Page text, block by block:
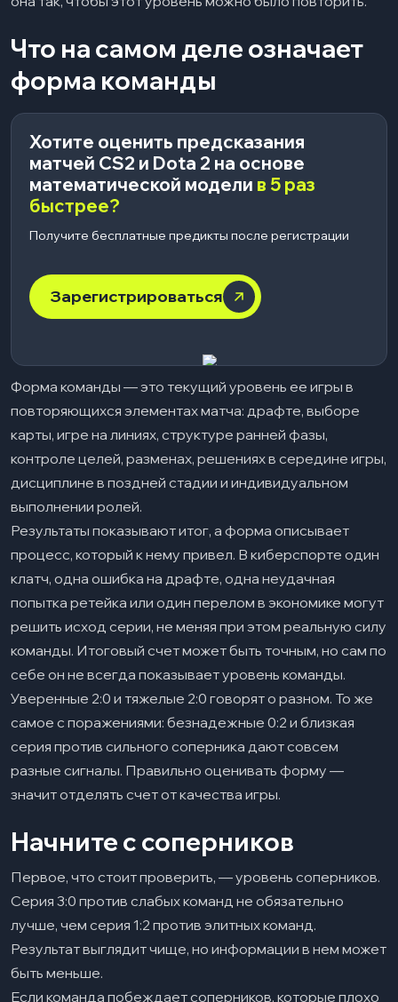
Что на самом деле означает
форма команды
Хотите оценить предсказания
матчей CS2 и Dota 2 на основе
математической модели в 5 раз
быстрее?
Получите бесплатные предикты после регистрации
Зарегистрироваться
Форма команды — это текущий уровень ее игры в
повторяющихся элементах матча: драфте, выборе
карты, игре на линиях, структуре ранней фазы,
контроле целей, разменах, решениях в середине игры,
дисциплине в поздней стадии и индивидуальном
выполнении ролей.
Результаты показывают итог, а форма описывает
процесс, который к нему привел. В киберспорте один
клатч, одна ошибка на драфте, одна неудачная
попытка ретейка или один перелом в экономике могут
решить исход серии, не меняя при этом реальную силу
команды. Итоговый счет может быть точным, но сам по
себе он не всегда показывает уровень команды.
Уверенные 2:0 и тяжелые 2:0 говорят о разном. То же
самое с поражениями: безнадежные 0:2 и близкая
серия против сильного соперника дают совсем
разные сигналы. Правильно оценивать форму —
значит отделять счет от качества игры.
Начните с соперников
Первое, что стоит проверить, — уровень соперников.
Серия 3:0 против слабых команд не обязательно
лучше, чем серия 1:2 против элитных команд.
Результат выглядит чище, но информации в нем может
быть меньше.
Если команда побеждает соперников, которые плохо